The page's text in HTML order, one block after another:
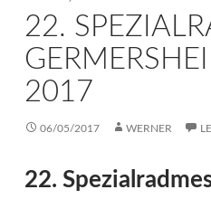
22.
2017
06/05/2017 WERNER
22.